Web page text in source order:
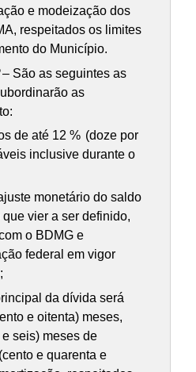
e modeização dos
respeitados os limites
do Município.
– São as seguintes as
as
de até 12 % (doze por
inclusive durante o
monetário do saldo
vier a ser definido,
o BDMG e
federal em vigor
da dívida será
e oitenta) meses,
seis) meses de
e quarenta e